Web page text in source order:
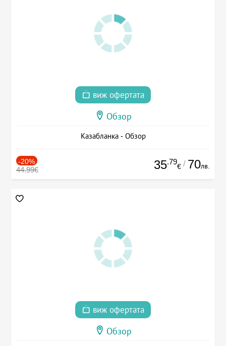
виж офертата
Обзор
Казабланка - Обзор
-20%
44.99€ 35.79
€ / 70лв.
виж офертата
Обзор